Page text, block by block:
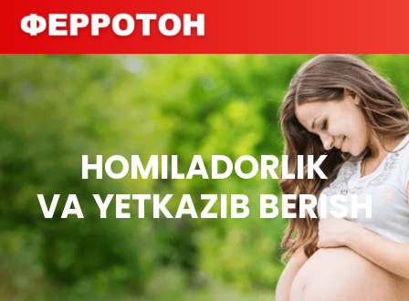
HOMILADORLIK
VA YETKAZIB BERISH